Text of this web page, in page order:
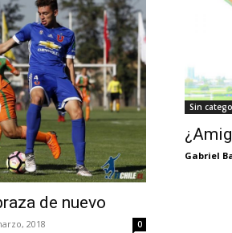
de nuevo
2018 0
Sin
Gabriel